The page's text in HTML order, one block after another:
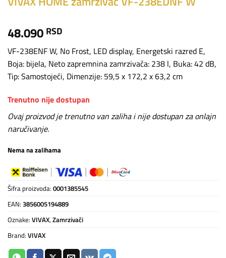
48.090 RSD
VF-238ENF W, No Frost, LED display, Energetski razred E,
Boja: bijela, Neto zapremnina zamrzivača: 238 l, Buka: 42 dB,
Tip: Samostojeći, Dimenzije: 59,5 x 172,2 x 63,2 cm
Trenutno nije dostupan
Ovaj proizvod je trenutno van zaliha i nije dostupan za onlajn
naručivanje.
Nema na zalihama
Šifra proizvoda: 0001385545
EAN: 3856005194889
Oznake: VIVAX, Zamrzivači
Brand: VIVAX